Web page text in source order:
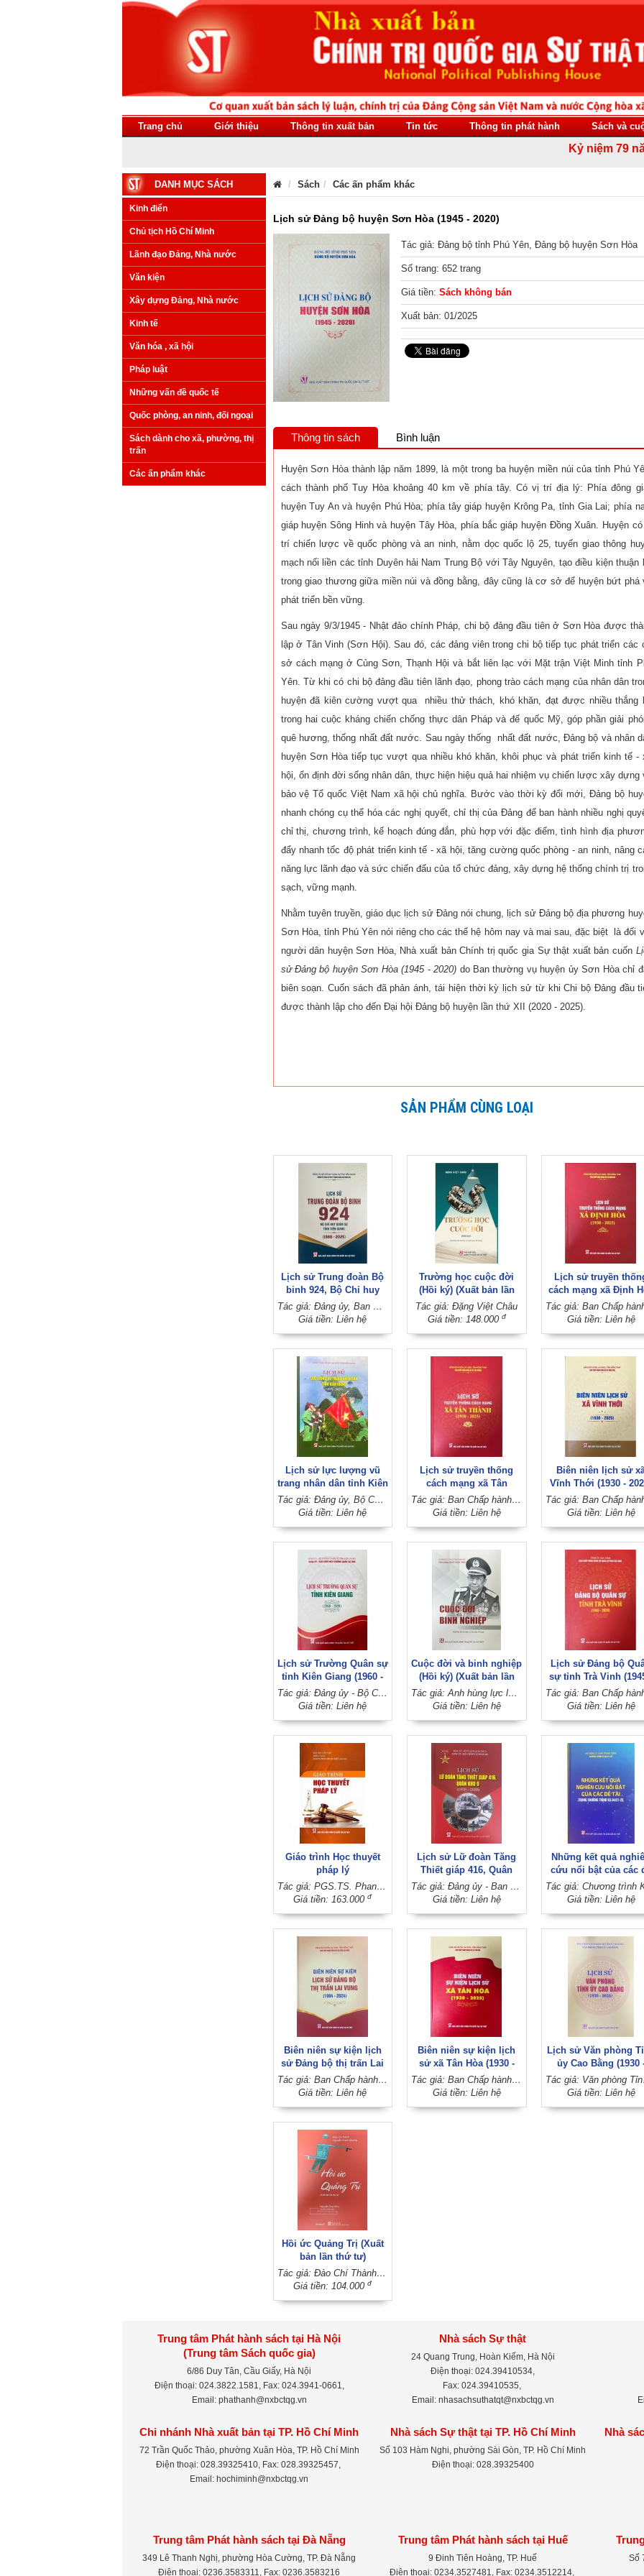
Trang chủ Giới thiệu Thông tin xuất bản Tin tức Thông tin phát hành Sách và
Kỷ niệm 79 năm
DANH MỤC SÁCH
Kinh điển
Chủ tịch Hồ Chí Minh
Lãnh đạo Đảng, Nhà nước
Văn kiện
Xây dựng Đảng, Nhà nước
Kinh tế
Văn hóa , xã hội
Pháp luật
Những vấn đề quốc tế
Quốc phòng, an ninh, đối ngoại
Sách dành cho xã, phường, thị
trấn
Các ấn phẩm khác
Sách Các ấn phẩm khác
Lịch sử Đảng bộ huyện Sơn Hòa (1945 - 2020)
Tác giả: Đảng bộ tỉnh Phú Yên, Đảng bộ huyện Sơn Hòa
Số trang: 652 trang
Giá tiền: Sách không bán
Xuất bản: 01/2025
Thông tin sách Bình luận
Huyện Sơn Hòa thành lập năm 1899, là một trong ba huyện miền núi của tỉnh Phú
cách thành phố Tuy Hòa khoảng 40 km về phía tây. Có vị trí địa lý: Phía đông
huyện Tuy An và huyện Phú Hòa; phía tây giáp huyện Krông Pa, tỉnh Gia Lai; phía
giáp huyện Sông Hinh và huyện Tây Hòa, phía bắc giáp huyện Đồng Xuân. Huyện
trí chiến lược về quốc phòng và an ninh, nằm dọc quốc lộ 25, tuyến giao thông
mạch nối liền các tỉnh Duyên hải Nam Trung Bộ với Tây Nguyên, tạo điều kiện thuận
trong giao thương giữa miền núi và đồng bằng, đây cũng là cơ sở để huyện bứt phá
phát triển bền vững.
Sau ngày 9/3/1945 - Nhật đảo chính Pháp, chi bộ đảng đầu tiên ở Sơn Hòa được
lập ở Tân Vinh (Sơn Hội). Sau đó, các đảng viên trong chi bộ tiếp tục phát triển các
sở cách mạng ở Củng Sơn, Thạnh Hội và bắt liên lạc với Mặt trận Việt Minh tỉnh
Yên. Từ khi có chi bộ đảng đầu tiên lãnh đạo, phong trào cách mạng của nhân dân
huyện đã kiên cường vượt qua nhiều thử thách, khó khăn, đạt được nhiều thắng
trong hai cuộc kháng chiến chống thực dân Pháp và đế quốc Mỹ, góp phần giải
quê hương, thống nhất đất nước. Sau ngày thống nhất đất nước, Đảng bộ và nhân
huyện Sơn Hòa tiếp tục vượt qua nhiều khó khăn, khôi phục và phát triển kinh tế -
hội, ổn định đời sống nhân dân, thực hiện hiệu quả hai nhiệm vụ chiến lược xây dựng
bảo vệ Tổ quốc Việt Nam xã hội chủ nghĩa. Bước vào thời kỳ đổi mới, Đảng bộ
nhanh chóng cụ thể hóa các nghị quyết, chỉ thị của Đảng để ban hành nhiều nghị
chỉ thị, chương trình, kế hoạch đúng đắn, phù hợp với đặc điểm, tình hình địa
đẩy nhanh tốc độ phát triển kinh tế - xã hội, tăng cường quốc phòng - an ninh, nâng
năng lực lãnh đạo và sức chiến đấu của tổ chức đảng, xây dựng hệ thống chính trị
sạch, vững mạnh.
Nhằm tuyên truyền, giáo dục lịch sử Đảng nói chung, lịch sử Đảng bộ địa phương
Sơn Hòa, tỉnh Phú Yên nói riêng cho các thế hệ hôm nay và mai sau, đặc biệt là đối
người dân huyện Sơn Hòa, Nhà xuất bản Chính trị quốc gia Sự thật xuất bản cuốn
sử Đảng bộ huyện Sơn Hòa (1945 - 2020) do Ban thường vụ huyện ủy Sơn Hòa chỉ
biên soạn. Cuốn sách đã phản ánh, tái hiện thời kỳ lịch sử từ khi Chi bộ Đảng đầu
được thành lập cho đến Đại hội Đảng bộ huyện lần thứ XII (2020 - 2025).
SẢN PHẨM CÙNG LOẠI
Lịch sử Trung đoàn Bộ
binh 924, Bộ Chỉ huy
quân sự tỉnh Tiền Giang
(1988 - 2025)
Tác giả: Đảng ủy, Ban Chỉ huy Trung đoàn Bộ binh 924 (Đảng ủy, Bộ Chỉ huy quân sự tỉnh Tiền Giang)
Giá tiền: Liên hệ
Trường học cuộc đời
(Hồi ký) (Xuất bản lần
thứ hai, có chỉnh sửa,
bổ sung)
Tác giả: Đặng Việt Châu
Giá tiền: 148.000 đ
Lịch sử truyền
cách mạng xã Định
(1930 - 2025)
Giá tiền: Liên hệ
Lịch sử lực lượng vũ
trang nhân dân tỉnh Kiên
Giang (1975 - 2025)Tác giả: Đảng ủy, Bộ Chỉ huy Quân sự tỉnh Kiên Giang
Giá tiền: Liên hệ
Lịch sử truyền thống
cách mạng xã Tân
Thành (1930 - 2025) Tác giả: Ban Chấp hành Đảng bộ xã Tân Thành (Đảng bộ huyện Lai Vung, tỉnh Đồng Tháp)
Giá tiền: Liên hệ
Biên niên lịch sử
Vĩnh Thới (1930 -
Giá tiền: Liên hệ
Lịch sử Trường Quân sự
tỉnh Kiên Giang (1960 -
2020)
Tác giả: Đảng ủy - Bộ Chỉ huy quân sự tỉnh Kiên Giang
Giá tiền: Liên hệ
Cuộc đời và binh nghiệp
(Hồi ký) (Xuất bản lần
thứ năm, có sửa chữa,
bổ sung)
Tác giả: Anh hùng lực lượng vũ trang nhân dân, Thiếu tướng Trần Ngọc Thổ
Giá tiền: Liên hệ
Lịch sử Đảng bộ
sự tỉnh Trà Vinh
2020)
Giá tiền: Liên hệ
Giáo trình Học thuyết
pháp lý
Tác giả: PGS.TS. Phan Trung Hiền (Chủ biên)
Giá tiền: 163.000đ
Lịch sử Lữ đoàn Tăng
Thiết giáp 416, Quân
khu 9 (1976 - 2026) Tác giả: Đảng ủy - Ban Chỉ huy Lữ đoàn 416 (Đảng ủy - Bộ Tư lệnh Quân khu 9)
Giá tiền: Liên hệ
Những kết quả
cứu nổi bật của các
tài trong Chương
KX.04/21-25
Giá tiền: Liên hệ
Biên niên sự kiện lịch
sử Đảng bộ thị trấn Lai
Vung (1994 - 2024) Tác giả: Ban Chấp hành Đảng bộ thị trấn Lai Vung (Đảng bộ huyện Lai Vung, tỉnh Đồng Tháp)
Giá tiền: Liên hệ
Biên niên sự kiện lịch
sử xã Tân Hòa (1930 -
2025)
Tác giả: Ban Chấp hành Đảng bộ xã Tân Hòa (Đảng bộ huyện Lai Vung, tỉnh Đồng Tháp)
Giá tiền: Liên hệ
Lịch sử Văn phòng
ủy Cao Bằng (1930
2025)
Tác giả:
Giá tiền: Liên hệ
Hồi ức Quảng Trị (Xuất
bản lần thứ tư)
Tác giả: Đào Chí Thành - Nguyễn Thanh Quang; Sưu tầm và biên soạn: Nguyễn Thụy Kha
Giá tiền: 104.000đ
Tác giả Général
dịch: Mai Yên Thi;
đính: Trịnh Thị
Trung tâm Phát hành sách tại Hà Nội
(Trung tâm Sách quốc gia)
6/86 Duy Tân, Cầu Giấy, Hà Nội
Điện thoại: 024.3822.1581, Fax: 024.3941-0661,
Email: phathanh@nxbctqg.vn
Nhà sách Sự thật
24 Quang Trung, Hoàn Kiếm, Hà Nội
Điện thoại: 024.39410534,
Fax: 024.39410535,
Email: nhasachsuthatqt@nxbctqg.vn
Chi nhánh Nhà xuất bản tại TP. Hồ Chí Minh
72 Trần Quốc Thảo, phường Xuân Hòa, TP. Hồ Chí Minh
Điện thoại: 028.39325410, Fax: 028.39325457,
Email: hochiminh@nxbctqg.vn
Nhà sách Sự thật tại TP. Hồ Chí Minh
Số 103 Hàm Nghi, phường Sài Gòn, TP. Hồ Chí Minh
Điện thoại: 028.39325400
Nhà
Trung tâm Phát hành sách tại Đà Nẵng
349 Lê Thanh Nghị, phường Hòa Cường, TP. Đà Nẵng
Điện thoại: 0236.3583311, Fax: 0236.3583216
Trung tâm Phát hành sách tại Huế
9 Đinh Tiên Hoàng, TP. Huế
Điện thoại: 0234.3527481, Fax: 0234.3512214,
Số